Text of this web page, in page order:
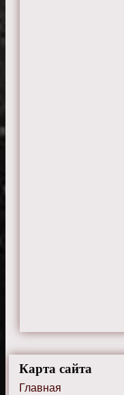
Карта сайта
Главная